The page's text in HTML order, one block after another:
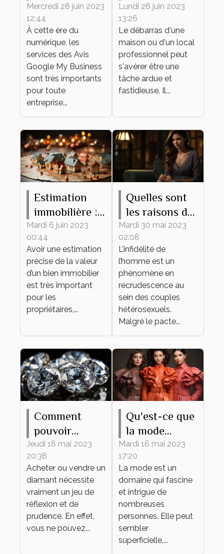
: comment
accroître sa
réputation
grâce aux
témoignages
des clients ?
Mercredi 28 juin 2023
12:44
À cette ère du
numérique, les
services des Avis
Google My Business
sont très importants
pour toute
entreprise...
une entreprise
de débarras
Lundi 26 juin 2023
13:26
Le débarras d'une
maison ou d'un local
professionnel peut
s'avérer être une
tâche ardue et
fastidieuse. Il...
Estimation
immobilière :
ce qu’il faut
savoir
Mardi 6 juin 2023
00:44
Avoir une estimation
précise de la valeur
d’un bien immobilier
est très important
pour les
propriétaires,...
Quelles sont
les raisons de
l’infidélité de
l’homme dans
un couple ?
Mardi 30 mai 2023
02:08
L’infidélité de
l’homme est un
phénomène en
recrudescence au
sein des couples
hétérosexuels.
Malgré le pacte...
Comment
pouvoir
estimer le prix
d’un diamant
?
Jeudi 18 mai 2023
20:38
Acheter ou vendre un
diamant nécessite
vraiment un jeu de
réflexion et de
prudence. En effet,
vous ne pouvez...
Qu'est-ce que
la mode
apporte ?
Mardi 16 mai 2023
17:20
La mode est un
domaine qui fascine
et intrigue de
nombreuses
personnes. Elle peut
sembler
superficielle,...